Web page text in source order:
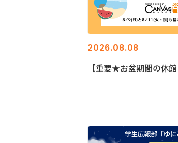
2026.08.08
【重要★お盆期間の休館